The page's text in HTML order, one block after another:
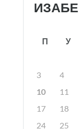
П У
3
4
10
11
17
18
24
25